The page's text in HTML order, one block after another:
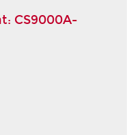
CS9000A-